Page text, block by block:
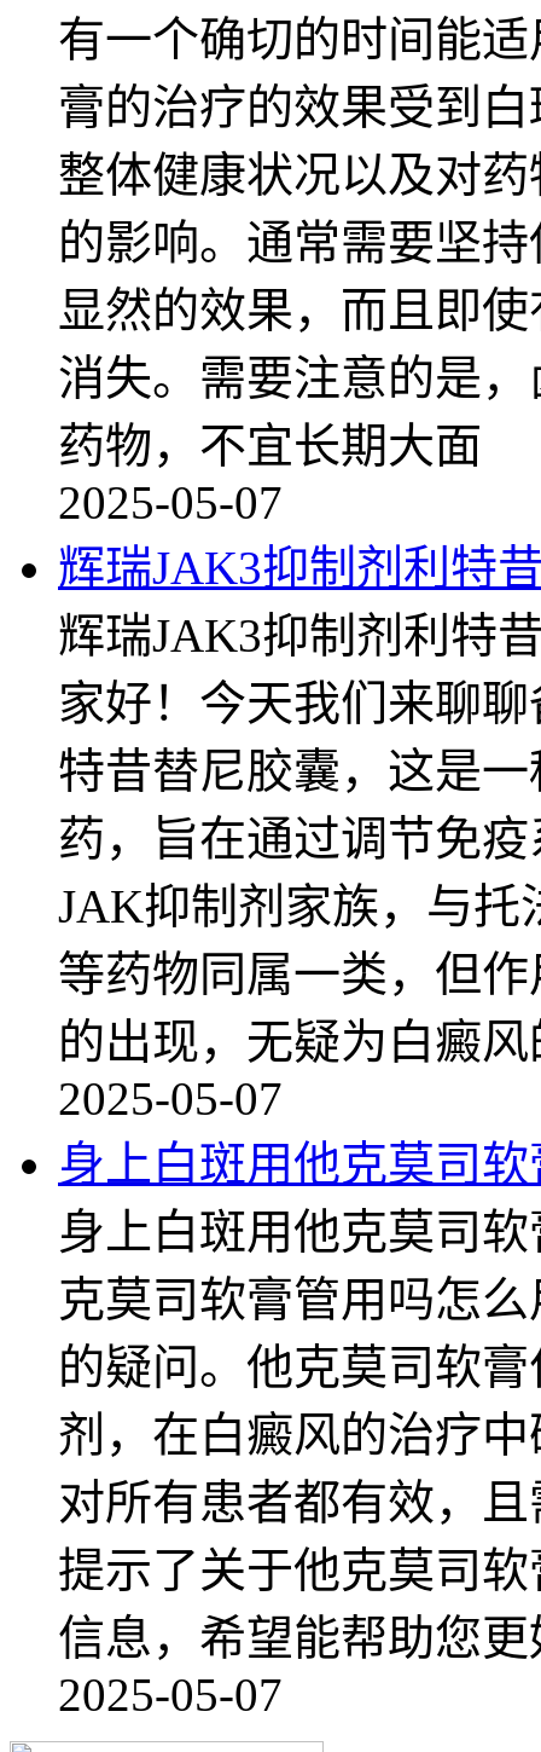
有一个确切的时间能
膏的治疗的效果受到
整体健康状况以及对
的影响。通常需要坚
显然的效果，而且即
消失。需要注意的是
药物，不宜长期大面
2025-05-07
辉瑞JAK3抑制剂利特
辉瑞JAK3抑制剂利特
家好！今天我们来聊
特昔替尼胶囊，这是
药，旨在通过调节免
JAK抑制剂家族，与
等药物同属一类，但
的出现，无疑为白癜
2025-05-07
身上白斑用他克莫司
身上白斑用他克莫司
克莫司软膏管用吗怎
的疑问。他克莫司软
剂，在白癜风的治疗
对所有患者都有效，
提示了关于他克莫司
信息，希望能帮助您
2025-05-07